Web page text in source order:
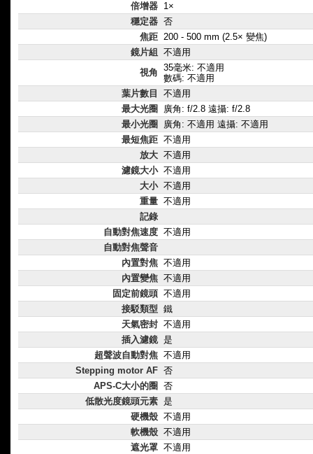
倍增器 1×
穩定器 否
焦距 200 - 500 mm (2.5× 變焦)
鏡片組
不適用
視角 35毫米: 不適用
數碼: 不適用
葉片數目
不適用
最大光圈
廣角: f/2.8 遠攝: f/2.8
最小光圈
廣角: 不適用 遠攝: 不適用
最短焦距 不適用
放大 不適用
濾鏡大小 不適用
大小 不適用
重量 不適用
記錄
自動對焦速度 不適用
自動對焦聲音
內置對焦 不適用
內置變焦 不適用
固定前鏡頭 不適用
接駁類型 鐵
天氣密封 不適用
插入濾鏡 是
超聲波自動對焦 不適用
Stepping motor AF 否
APS-C大小的圈
否
低散光度鏡頭元素 是
硬機殼 不適用
軟機殼 不適用
遮光罩 不適用